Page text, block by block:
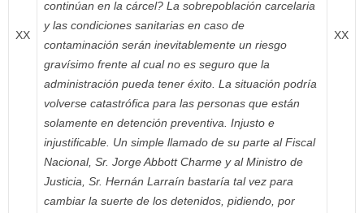
XX
continúan en la cárcel? La sobrepoblación carcelaria
y las condiciones sanitarias en caso de
contaminación serán inevitablemente un riesgo
gravísimo frente al cual no es seguro que la
administración pueda tener éxito. La situación podría
volverse catastrófica para las personas que están
solamente en detención preventiva. Injusto e
injustificable. Un simple llamado de su parte al Fiscal
Nacional, Sr. Jorge Abbott Charme y al Ministro de
Justicia, Sr. Hernán Larraín bastaría tal vez para
cambiar la suerte de los detenidos, pidiendo, por
XX